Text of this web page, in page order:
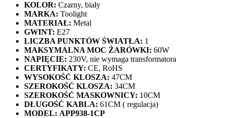
KOLOR: Czarny, biały
MARKA: Toolight
MATERIAŁ: Metal
GWINT: E27
LICZBA PUNKTÓW ŚWIATŁA: 1
MAKSYMALNA MOC ŻARÓWKI: 60W
NAPIĘCIE: 230V, nie wymaga transformatora
CERTYFIKATY: CE, RoHS
WYSOKOŚĆ KLOSZA: 47CM
SZEROKOŚĆ KLOSZA: 34CM
SZEROKOŚĆ MASKOWNICY: 10CM
DŁUGOŚĆ KABLA: 61CM ( regulacja)
MODEL: APP938-1CP